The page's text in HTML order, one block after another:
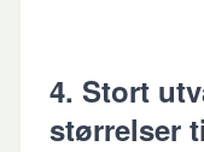
4. Stort
størrelser